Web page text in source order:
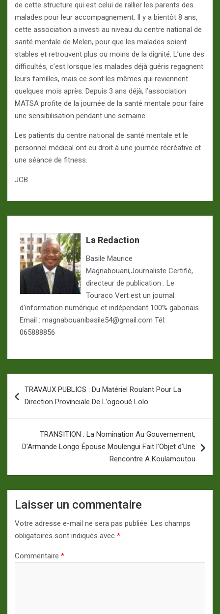
de cette structure qui est celui de rallier les parents des
malades pour leur accompagnement. Il y a bientôt 8 ans,
cette association a investi au niveau du centre national de
santé mentale de Melen, pour que les malades soient
stables et retrouvent plus ou moins de la dignité. L’une des
difficultés, c’est lorsque les malades déjà guéris regagnent
leurs familles, mais ce sont les mêmes qui reviennent
quelques mois après. Depuis 3 ans déjà, l’association
MATSA profite de la journée de la santé mentale pour faire
une sensibilisation pendant une semaine.
Les patients du centre national de santé mentale et le
personnel médical ont eu droit à une journée récréative et
une séance de fitness.
JCB
La Redaction
Basile Maurice
Magnabouani,Journaliste Certifié,
directeur de publication . Le
Touraco Vert est un journal
d'information numérique et indépendant 100% gabonais.
Email : magnabouanibasile54@gmail.com Tél:
065888856
de
TRAVAUX PUBLICS : Du Matériel Roulant Pour La
Direction Provinciale De L’ogooué Lolo
TRANSITION : La Nomination Au Gouvernement,
D’Armande Longo Épouse Moulengui Fait l’Objet d’Une
Rencontre A Koulamoutou
Laisser un commentaire
Votre adresse e-mail ne sera pas publiée. Les champs
obligatoires sont indiqués avec *
Commentaire *